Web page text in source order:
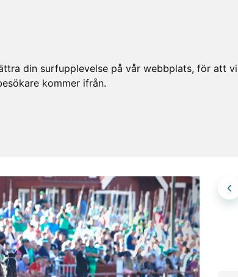
din surfupplevelse på vår webbplats, för att
kommer ifrån.